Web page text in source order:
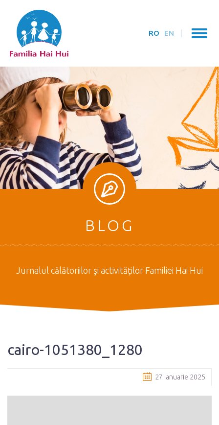
RO EN
BLOG
Jurnalul călătoriilor şi activităţilor Familiei Hai Hui
cairo-1051380_1280
27 ianuarie 2025